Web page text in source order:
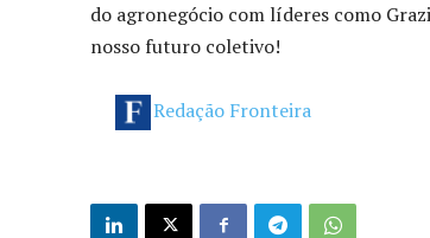
do agronegócio com líderes como
nosso futuro coletivo!
Redação Fronteira